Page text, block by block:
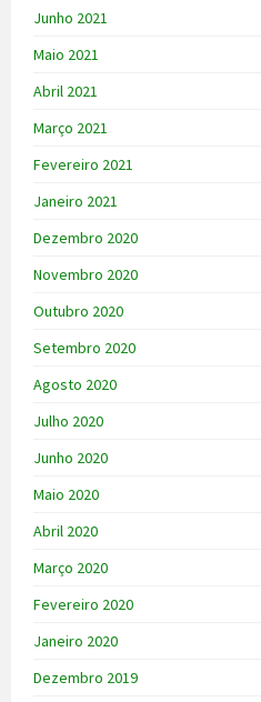
Junho 2021
Maio 2021
Abril 2021
Março 2021
Fevereiro 2021
Janeiro 2021
Dezembro 2020
Novembro 2020
Outubro 2020
Setembro 2020
Agosto 2020
Julho 2020
Junho 2020
Maio 2020
Abril 2020
Março 2020
Fevereiro 2020
Janeiro 2020
Dezembro 2019